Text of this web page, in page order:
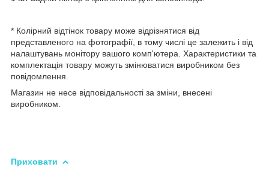
* Колірний відтінок товару може відрізнятися від
представленого на фотографії, в тому числі це залежить і від
налаштувань монітору вашого комп'ютера. Характеристики та
комплектація товару можуть змінюватися виробником без
повідомлення.
Магазин не несе відповідальності за зміни, внесені
виробником.
Приховати